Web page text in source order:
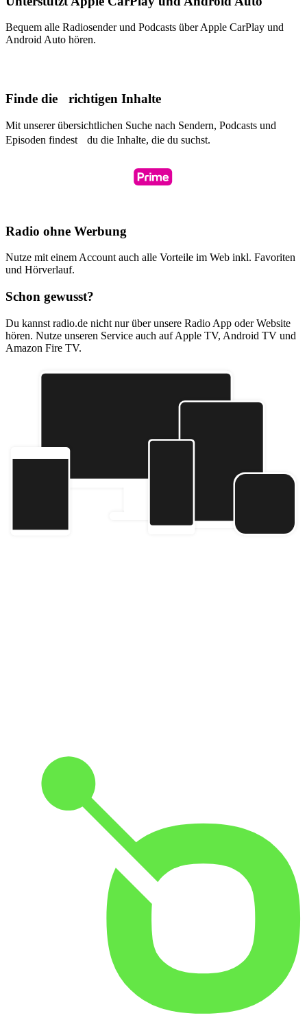
Bequem alle Radiosender und Podcasts über Apple CarPlay und
Android Auto hören.
Finde die richtigen Inhalte
Mit unserer übersichtlichen Suche nach Sendern, Podcasts und
Episoden findest du die Inhalte, die du suchst.
Radio ohne Werbung
Nutze mit einem Account auch alle Vorteile im Web inkl. Favoriten
und Hörverlauf.
Schon gewusst?
Du kannst radio.de nicht nur über unsere Radio App oder Website
hören. Nutze unseren Service auch auf Apple TV, Android TV und
Amazon Fire TV.